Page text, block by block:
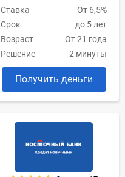
Ставка
От 6,5%
Срок
до 5 лет
Возраст
От 21 года
Решение
2 минуты
Получить деньги